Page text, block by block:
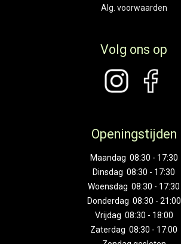
Alg. voorwaarden
Volg ons op
Openingstijden
Maandag 08:30 - 17:30
Dinsdag 08:30 - 17:30
Woensdag 08:30 - 17:30
Donderdag 08:30 - 21:00
Vrijdag 08:30 - 18:00
Zaterdag 08:30 - 17:00